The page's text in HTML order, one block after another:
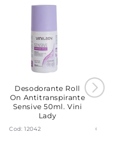
Desodorante Roll
On Antitranspirante
Sensive 50ml. Vini
Lady
Cod: 12042
On
Cod: